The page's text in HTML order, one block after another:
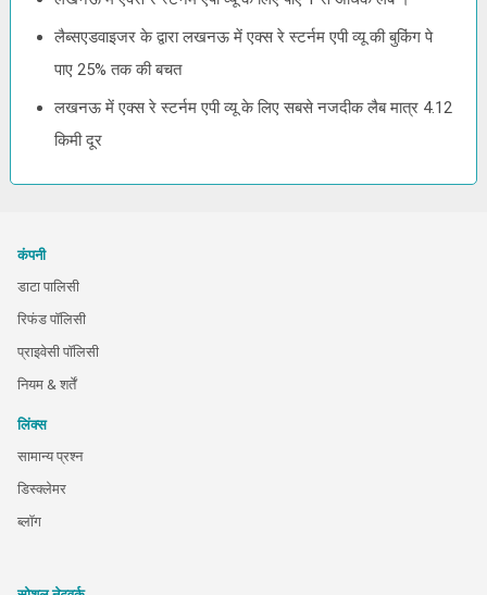
लैब्सएडवाइजर के द्वारा लखनऊ में एक्स रे स्टर्नम एपी व्यू की बुकिंग पे
पाए 25% तक की बचत
लखनऊ में एक्स रे स्टर्नम एपी व्यू के लिए सबसे नजदीक लैब मात्र 4.12
किमी दूर
कंपनी
डाटा पालिसी
रिफंड पॉलिसी
प्राइवेसी पॉलिसी
नियम & शर्तें
लिंक्स
सामान्य प्रश्न
डिस्क्लेमर
ब्लॉग